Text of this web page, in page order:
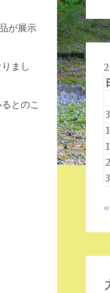
が展示
まし
とのこ
3